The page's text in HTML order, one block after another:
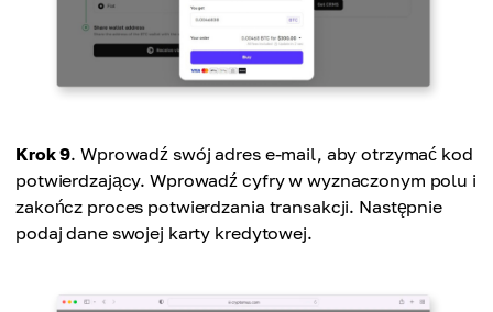
Krok 9. Wprowadź swój adres e-mail, aby otrzymać kod
potwierdzający. Wprowadź cyfry w wyznaczonym polu i
zakończ proces potwierdzania transakcji. Następnie
podaj dane swojej karty kredytowej.